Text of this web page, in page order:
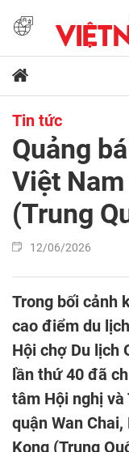
Tin tức
Quảng
Việt
(Trung
12/06/2026
Trong bối cảnh
cao điểm du
Hội chợ Du lịch
lần thứ 40 đã
tâm Hội nghị và
quận Wan
Kong (Trung